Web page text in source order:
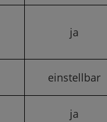
ja
einstellbar
ja